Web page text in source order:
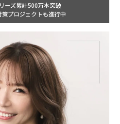
ーズ累計500万本突破
プロジェクトも進行中